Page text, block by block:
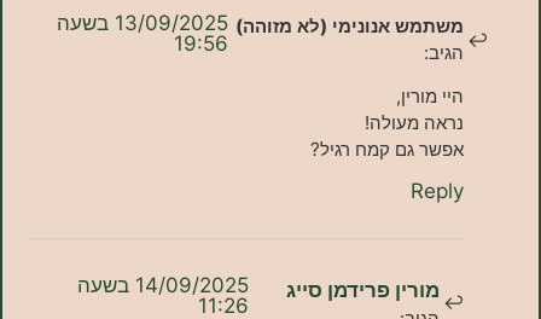
אנונימי (לא מזוהה)
13/09/2025 בשעה
מעולה!
גם קמח רגיל?
מורין פרידמן סייג
14/09/2025 בשעה
11:26